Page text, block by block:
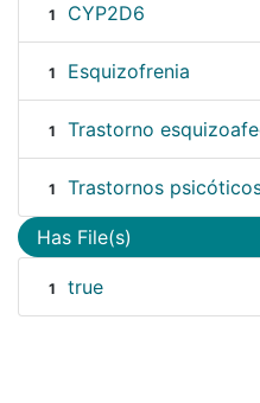
1 CYP2D6
1 Esquizofrenia
1 Trastorno
1 Trastornos
Has File(s)
1 true